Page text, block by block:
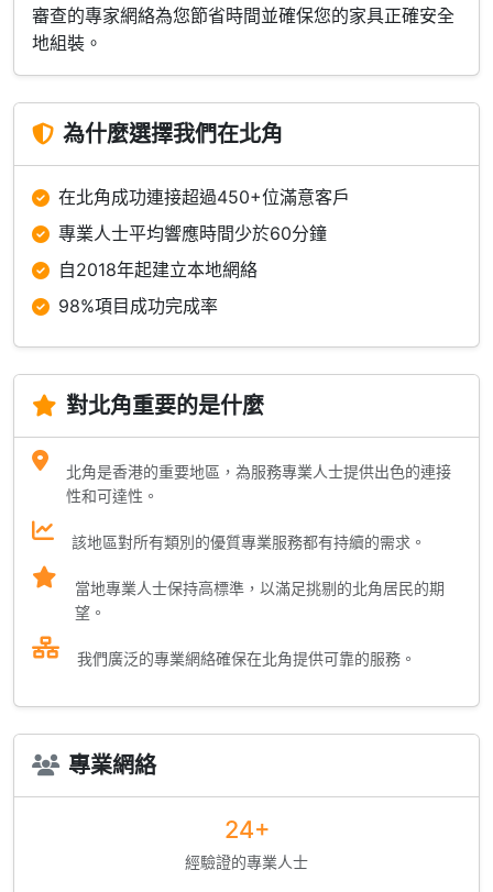
審查的專家網絡為您節省時間並確保您的家具正確安全
地組裝。
為什麼選擇我們在北角
在北角成功連接超過450+位滿意客戶
專業人士平均響應時間少於60分鐘
自2018年起建立本地網絡
98%項目成功完成率
對北角重要的是什麼
北角是香港的重要地區，為服務專業人士提供出色的連接
性和可達性。
該地區對所有類別的優質專業服務都有持續的需求。
當地專業人士保持高標準，以滿足挑剔的北角居民的期
望。
我們廣泛的專業網絡確保在北角提供可靠的服務。
專業網絡
24+
經驗證的專業人士